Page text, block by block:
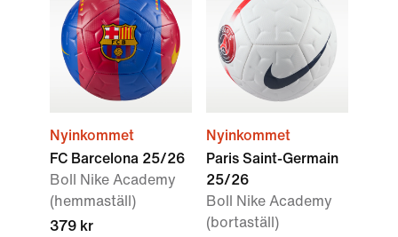
Nyinkommet
FC Barcelona 25/26
Boll Nike Academy
(hemmaställ)
379 kr
Nyinkommet
Paris Saint-Germain
25/26
Boll Nike Academy
(bortaställ)